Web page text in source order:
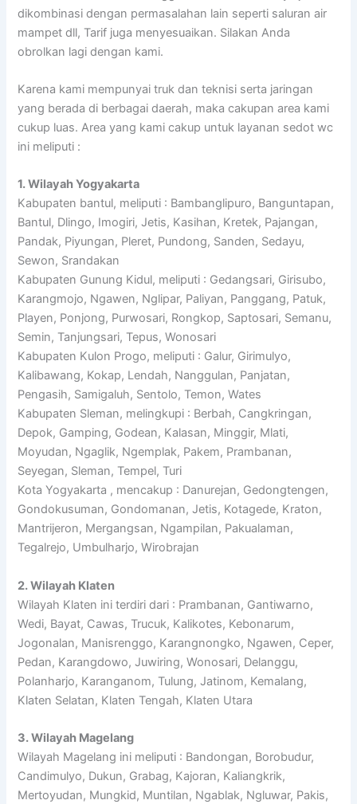
dikombinasi dengan permasalahan lain seperti saluran air
mampet dll, Tarif juga menyesuaikan. Silakan Anda
obrolkan lagi dengan kami.
Karena kami mempunyai truk dan teknisi serta jaringan
yang berada di berbagai daerah, maka cakupan area kami
cukup luas. Area yang kami cakup untuk layanan sedot wc
ini meliputi :
1. Wilayah Yogyakarta
Kabupaten bantul, meliputi : Bambanglipuro, Banguntapan,
Bantul, Dlingo, Imogiri, Jetis, Kasihan, Kretek, Pajangan,
Pandak, Piyungan, Pleret, Pundong, Sanden, Sedayu,
Sewon, Srandakan
Kabupaten Gunung Kidul, meliputi : Gedangsari, Girisubo,
Karangmojo, Ngawen, Nglipar, Paliyan, Panggang, Patuk,
Playen, Ponjong, Purwosari, Rongkop, Saptosari, Semanu,
Semin, Tanjungsari, Tepus, Wonosari
Kabupaten Kulon Progo, meliputi : Galur, Girimulyo,
Kalibawang, Kokap, Lendah, Nanggulan, Panjatan,
Pengasih, Samigaluh, Sentolo, Temon, Wates
Kabupaten Sleman, melingkupi : Berbah, Cangkringan,
Depok, Gamping, Godean, Kalasan, Minggir, Mlati,
Moyudan, Ngaglik, Ngemplak, Pakem, Prambanan,
Seyegan, Sleman, Tempel, Turi
Kota Yogyakarta , mencakup : Danurejan, Gedongtengen,
Gondokusuman, Gondomanan, Jetis, Kotagede, Kraton,
Mantrijeron, Mergangsan, Ngampilan, Pakualaman,
Tegalrejo, Umbulharjo, Wirobrajan
2. Wilayah Klaten
Wilayah Klaten ini terdiri dari : Prambanan, Gantiwarno,
Wedi, Bayat, Cawas, Trucuk, Kalikotes, Kebonarum,
Jogonalan, Manisrenggo, Karangnongko, Ngawen, Ceper,
Pedan, Karangdowo, Juwiring, Wonosari, Delanggu,
Polanharjo, Karanganom, Tulung, Jatinom, Kemalang,
Klaten Selatan, Klaten Tengah, Klaten Utara
3. Wilayah Magelang
Wilayah Magelang ini meliputi : Bandongan, Borobudur,
Candimulyo, Dukun, Grabag, Kajoran, Kaliangkrik,
Mertoyudan, Mungkid, Muntilan, Ngablak, Ngluwar, Pakis,